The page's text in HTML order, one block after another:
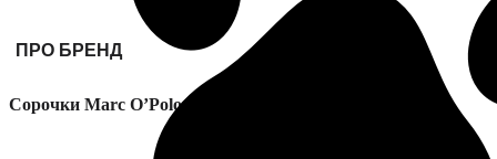
ПРО БРЕНД
Сорочки Marc O’Polo модель 308097942183-156